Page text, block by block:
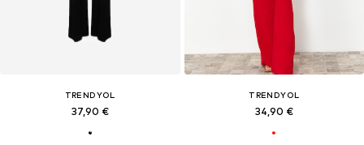
TRENDYOL
37,90 €
TRENDYOL
34,90 €